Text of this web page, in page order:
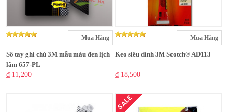
Mua Hàng
Sổ tay ghi chú 3M mẫu màu đen lịch
lãm 657-PL
₫ 11,200
Mua Hàng
Keo siêu dính 3M Scotch® AD113
₫ 18,500
SALE